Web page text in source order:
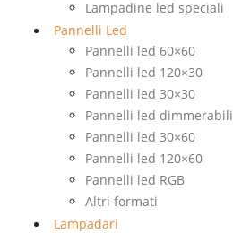
Lampadine led speciali
Pannelli Led
Pannelli led 60×60
Pannelli led 120×30
Pannelli led 30×30
Pannelli led dimmerabili
Pannelli led 30×60
Pannelli led 120×60
Pannelli led RGB
Altri formati
Lampadari